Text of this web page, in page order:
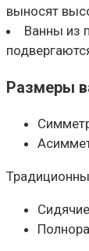
выносят
Ванны из
Размеры